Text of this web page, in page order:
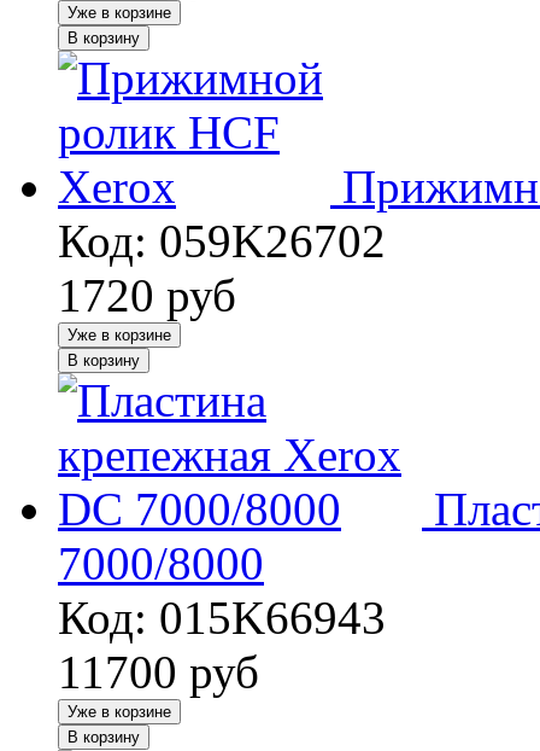
Уже в корзине
В корзину
Код: 059K26702
1720 руб
Уже в корзине
В корзину
7000/8000
Код: 015K66943
11700 руб
Уже в корзине
В корзину